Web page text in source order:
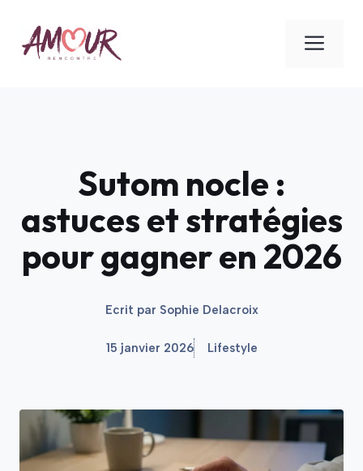
contenu
Sutom nocle :
astuces et stratégies
pour gagner en 2026
Ecrit par Sophie Delacroix
15 janvier 2026 Lifestyle